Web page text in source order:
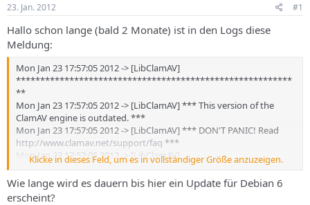
e
r
e
s
T
h
e
m
a
s
n
d
a
u
m
23. Jan. 2012 #1
Hallo schon lange (bald 2 Monate) ist in den Logs diese
Meldung:
Mon Jan 23 17:57:05 2012 -> [LibClamAV]
*********************************************************
**
Mon Jan 23 17:57:05 2012 -> [LibClamAV] *** This version of the
ClamAV engine is outdated. ***
Mon Jan 23 17:57:05 2012 -> [LibClamAV] *** DON'T PANIC! Read
http://www.clamav.net/support/faq ***
Mon Jan 23 17:57:05 2012 -> [LibClamAV]
*********************************************************
**
Klicke in dieses Feld, um es in vollständiger Größe anzuzeigen.
Wie lange wird es dauern bis hier ein Update für Debian 6
erscheint?